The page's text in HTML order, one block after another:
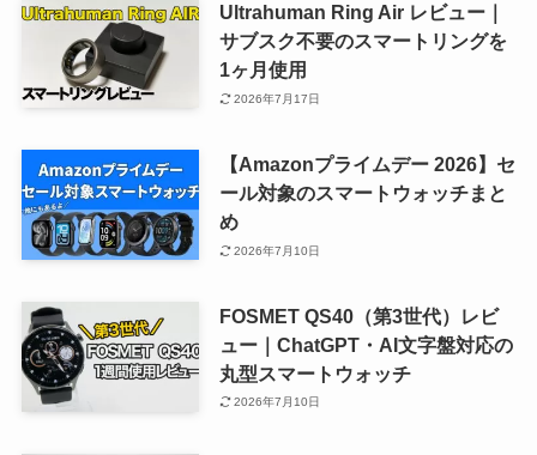
Ultrahuman Ring Air レビュー｜
サブスク不要のスマートリングを
1ヶ月使用
2026年7月17日
【Amazonプライムデー 2026】セ
ール対象のスマートウォッチまと
め
2026年7月10日
FOSMET QS40（第3世代）レビ
ュー｜ChatGPT・AI文字盤対応の
丸型スマートウォッチ
2026年7月10日